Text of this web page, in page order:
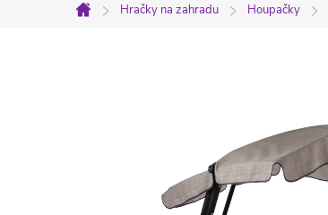
Domů
Hračky na zahradu Houpačky